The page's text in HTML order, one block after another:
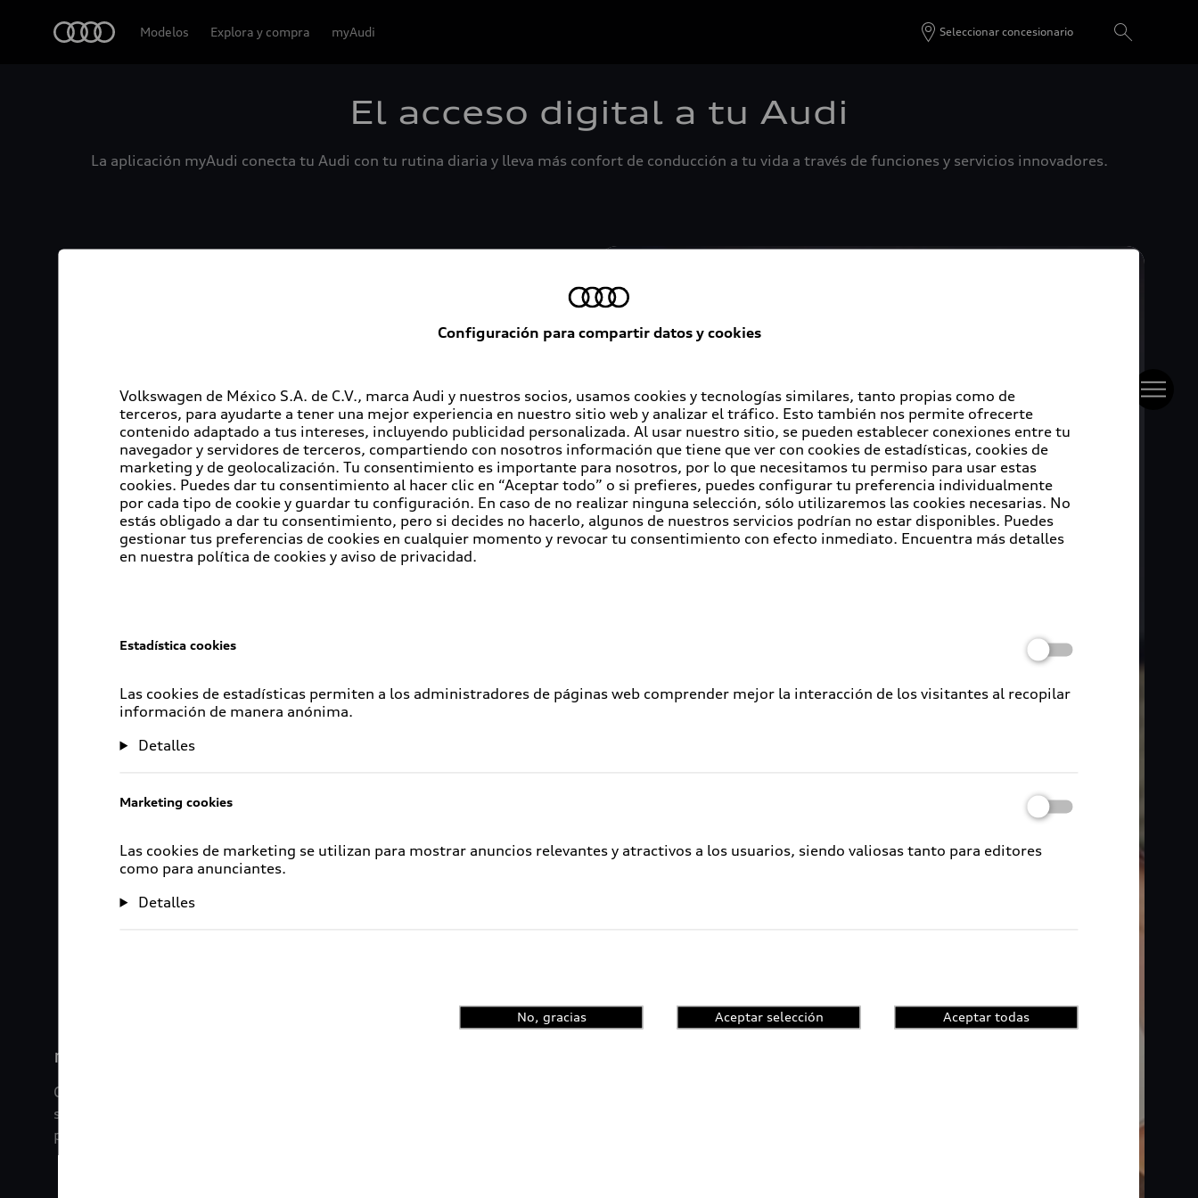
Modelos Explora y compra myAudi Seleccionar concesionario
El acceso digital a tu Audi
La aplicación myAudi conecta tu Audi con tu rutina diaria y lleva más confort de conducción a tu vida a través de funciones y servicios innovadores.
myAudi
Con myAudi La información viaja contigo. Experimenta el control de
saber todo sobre tu vehículo sin importar la distancia y conoce las
promociones digitales que tenemos para ti.
Configuración para compartir datos y cookies
Volkswagen de México S.A. de C.V., marca Audi y nuestros socios, usamos cookies y tecnologías similares, tanto propias como de
terceros, para ayudarte a tener una mejor experiencia en nuestro sitio web y analizar el tráfico. Esto también nos permite ofrecerte
contenido adaptado a tus intereses, incluyendo publicidad personalizada. Al usar nuestro sitio, se pueden establecer conexiones entre tu
navegador y servidores de terceros, compartiendo con nosotros información que tiene que ver con cookies de estadísticas, cookies de
marketing y de geolocalización. Tu consentimiento es importante para nosotros, por lo que necesitamos tu permiso para usar estas
cookies. Puedes dar tu consentimiento al hacer clic en “Aceptar todo” o si prefieres, puedes configurar tu preferencia individualmente
por cada tipo de cookie y guardar tu configuración. En caso de no realizar ninguna selección, sólo utilizaremos las cookies necesarias. No
estás obligado a dar tu consentimiento, pero si decides no hacerlo, algunos de nuestros servicios podrían no estar disponibles. Puedes
gestionar tus preferencias de cookies en cualquier momento y revocar tu consentimiento con efecto inmediato. Encuentra más detalles
en nuestra política de cookies y aviso de privacidad.
Estadística cookies
Las cookies de estadísticas permiten a los administradores de páginas web comprender mejor la interacción de los visitantes al recopilar
información de manera anónima.
Detalles
Marketing cookies
Las cookies de marketing se utilizan para mostrar anuncios relevantes y atractivos a los usuarios, siendo valiosas tanto para editores
como para anunciantes.
Detalles
No, gracias Aceptar selección Aceptar todas